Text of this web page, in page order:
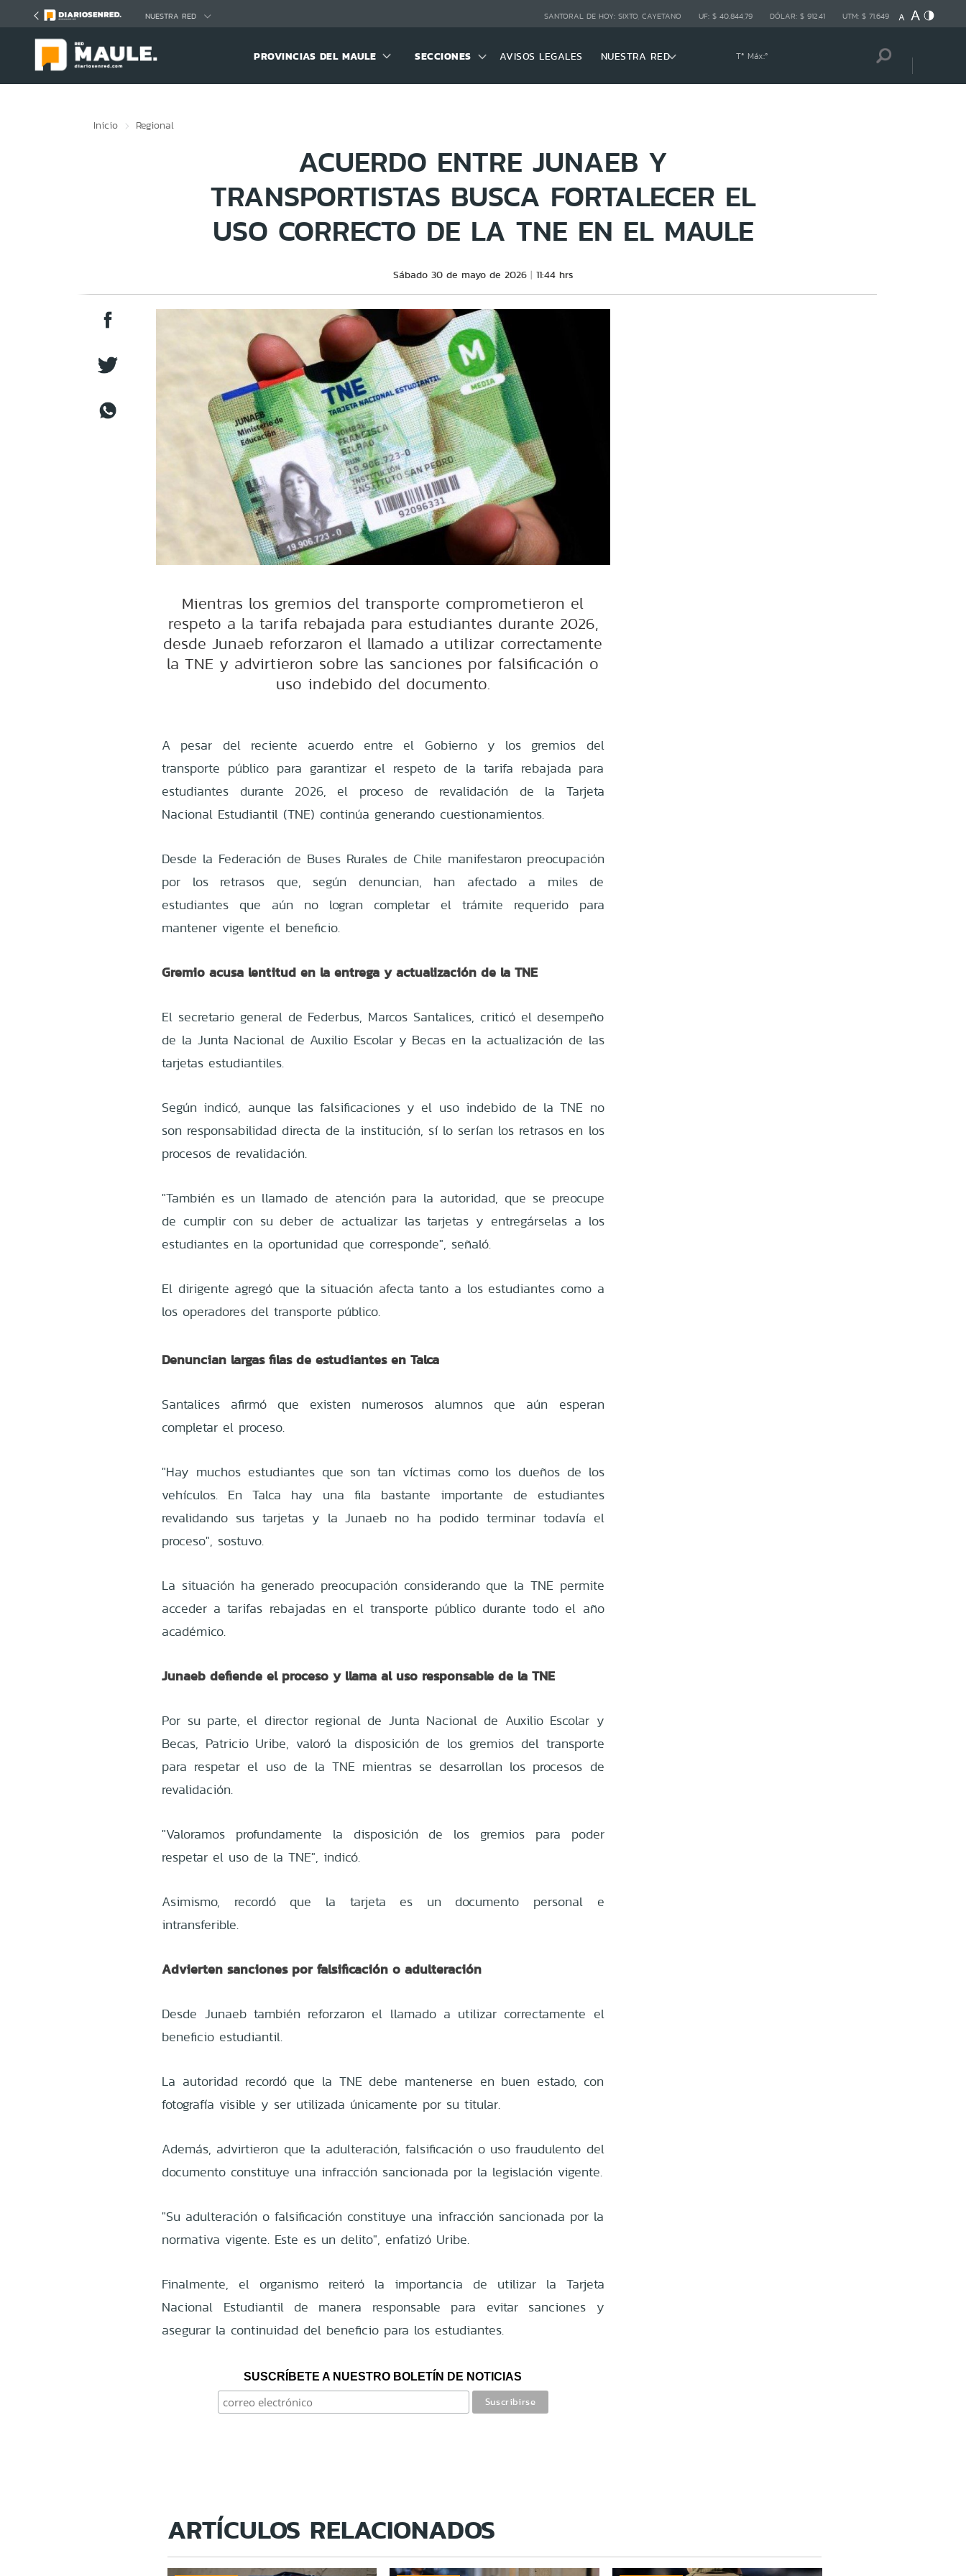
NUESTRA RED SANTORAL DE HOY: SIXTO, CAYETANO UF: $ 40.844,79 DÓLAR: $ 912,41 UTM: $ 71.649
PROVINCIAS DEL MAULE SECCIONES AVISOS LEGALES NUESTRA RED Tª Máx:º
Inicio Regional
ACUERDO ENTRE JUNAEB Y
TRANSPORTISTAS BUSCA FORTALECER EL
USO CORRECTO DE LA TNE EN EL MAULE
Sábado 30 de mayo de 2026 11:44 hrs
Mientras los gremios del transporte comprometieron el
respeto a la tarifa rebajada para estudiantes durante 2026,
desde Junaeb reforzaron el llamado a utilizar correctamente
la TNE y advirtieron sobre las sanciones por falsificación o
uso indebido del documento.
A pesar del reciente acuerdo entre el Gobierno y los gremios del
transporte público para garantizar el respeto de la tarifa rebajada para
estudiantes durante 2026, el proceso de revalidación de la Tarjeta
Nacional Estudiantil (TNE) continúa generando cuestionamientos.
Desde la Federación de Buses Rurales de Chile manifestaron preocupación
por los retrasos que, según denuncian, han afectado a miles de
estudiantes que aún no logran completar el trámite requerido para
mantener vigente el beneficio.
Gremio acusa lentitud en la entrega y actualización de la TNE
El secretario general de Federbus, Marcos Santalices, criticó el desempeño
de la Junta Nacional de Auxilio Escolar y Becas en la actualización de las
tarjetas estudiantiles.
Según indicó, aunque las falsificaciones y el uso indebido de la TNE no
son responsabilidad directa de la institución, sí lo serían los retrasos en los
procesos de revalidación.
"También es un llamado de atención para la autoridad, que se preocupe
de cumplir con su deber de actualizar las tarjetas y entregárselas a los
estudiantes en la oportunidad que corresponde", señaló.
El dirigente agregó que la situación afecta tanto a los estudiantes como a
los operadores del transporte público.
Denuncian largas filas de estudiantes en Talca
Santalices afirmó que existen numerosos alumnos que aún esperan
completar el proceso.
"Hay muchos estudiantes que son tan víctimas como los dueños de los
vehículos. En Talca hay una fila bastante importante de estudiantes
revalidando sus tarjetas y la Junaeb no ha podido terminar todavía el
proceso", sostuvo.
La situación ha generado preocupación considerando que la TNE permite
acceder a tarifas rebajadas en el transporte público durante todo el año
académico.
Junaeb defiende el proceso y llama al uso responsable de la TNE
Por su parte, el director regional de Junta Nacional de Auxilio Escolar y
Becas, Patricio Uribe, valoró la disposición de los gremios del transporte
para respetar el uso de la TNE mientras se desarrollan los procesos de
revalidación.
"Valoramos profundamente la disposición de los gremios para poder
respetar el uso de la TNE", indicó.
Asimismo, recordó que la tarjeta es un documento personal e
intransferible.
Advierten sanciones por falsificación o adulteración
Desde Junaeb también reforzaron el llamado a utilizar correctamente el
beneficio estudiantil.
La autoridad recordó que la TNE debe mantenerse en buen estado, con
fotografía visible y ser utilizada únicamente por su titular.
Además, advirtieron que la adulteración, falsificación o uso fraudulento del
documento constituye una infracción sancionada por la legislación vigente.
"Su adulteración o falsificación constituye una infracción sancionada por la
normativa vigente. Este es un delito", enfatizó Uribe.
Finalmente, el organismo reiteró la importancia de utilizar la Tarjeta
Nacional Estudiantil de manera responsable para evitar sanciones y
asegurar la continuidad del beneficio para los estudiantes.
SUSCRÍBETE A NUESTRO BOLETÍN DE NOTICIAS
ARTÍCULOS RELACIONADOS